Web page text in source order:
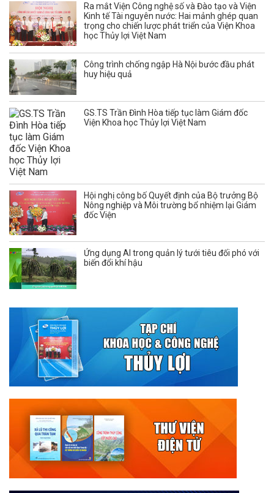
Ra mắt Viện Công nghệ số và Đào tạo và Viện
Kinh tế Tài nguyên nước: Hai mảnh ghép quan
trọng cho chiến lược phát triển của Viện Khoa
học Thủy lợi Việt Nam
Công trình chống ngập Hà Nội bước đầu phát
huy hiệu quả
GS.TS Trần Đình Hòa tiếp tục làm Giám đốc
Viện Khoa học Thủy lợi Việt Nam
Hội nghị công bố Quyết định của Bộ trưởng Bộ
Nông nghiệp và Môi trường bổ nhiệm lại Giám
đốc Viện
Ứng dụng AI trong quản lý tưới tiêu đối phó với
biến đổi khí hậu